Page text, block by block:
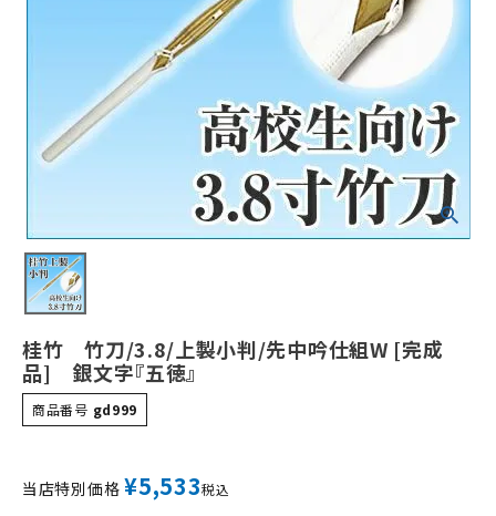
桂竹 竹刀/3.8/上製小判/先中吟仕組W [完成
品] 銀文字『五徳』
商品番号 gd999
当店特別価格 ¥5,533税込